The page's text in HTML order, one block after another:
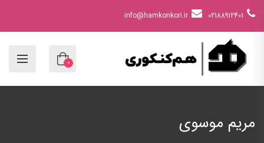
02188912401
info@hamkonkori.ir
0
مریم موسوی